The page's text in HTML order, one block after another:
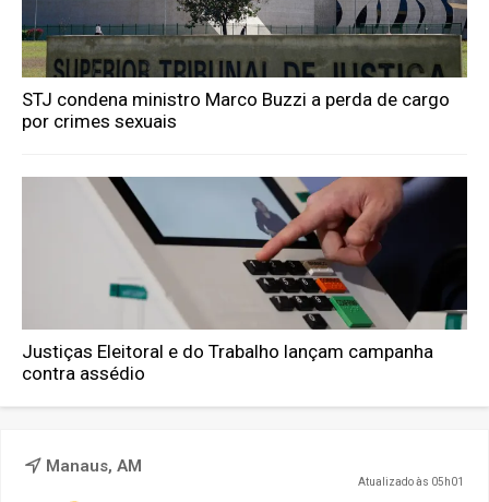
STJ condena ministro Marco Buzzi a perda de cargo
por crimes sexuais
Justiças Eleitoral e do Trabalho lançam campanha
contra assédio
Manaus, AM
Atualizado às 05h01